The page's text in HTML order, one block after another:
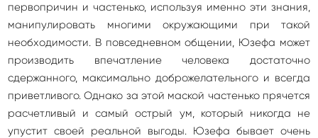
первопричин и частенько, используя именно эти знания,
манипулировать многими окружающими при такой
необходимости. В повседневном общении, Юзефа может
производить впечатление человека достаточно
сдержанного, максимально доброжелательного и всегда
приветливого. Однако за этой маской частенько прячется
расчетливый и самый острый ум, который никогда не
упустит своей реальной выгоды. Юзефа бывает очень